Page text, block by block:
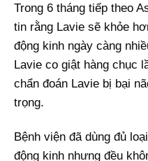
Trong 6 tháng tiếp theo
tin rằng Lavie sẽ khỏe
động kinh ngày càng
Lavie co giật hàng chục
chẩn đoán Lavie bị bại
trọng.
Bệnh viện đã dùng đủ
động kinh nhưng đều